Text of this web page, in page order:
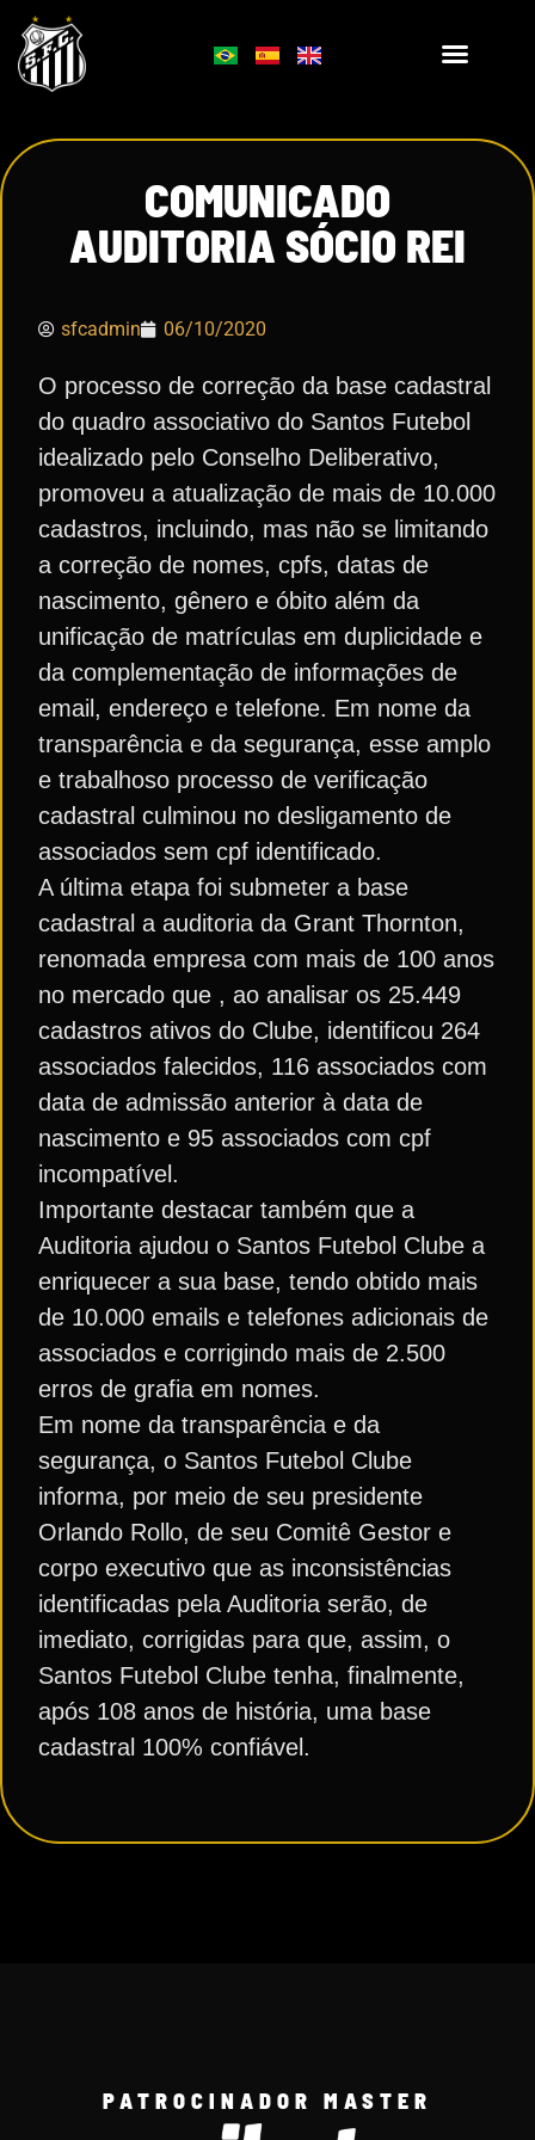
COMUNICADO
AUDITORIA SÓCIO REI
sfcadmin 06/10/2020
O processo de correção da base cadastral
do quadro associativo do Santos Futebol
idealizado pelo Conselho Deliberativo,
promoveu a atualização de mais de 10.000
cadastros, incluindo, mas não se limitando
a correção de nomes, cpfs, datas de
nascimento, gênero e óbito além da
unificação de matrículas em duplicidade e
da complementação de informações de
email, endereço e telefone. Em nome da
transparência e da segurança, esse amplo
e trabalhoso processo de verificação
cadastral culminou no desligamento de
associados sem cpf identificado.
A última etapa foi submeter a base
cadastral a auditoria da Grant Thornton,
renomada empresa com mais de 100 anos
no mercado que , ao analisar os 25.449
cadastros ativos do Clube, identificou 264
associados falecidos, 116 associados com
data de admissão anterior à data de
nascimento e 95 associados com cpf
incompatível.
Importante destacar também que a
Auditoria ajudou o Santos Futebol Clube a
enriquecer a sua base, tendo obtido mais
de 10.000 emails e telefones adicionais de
associados e corrigindo mais de 2.500
erros de grafia em nomes.
Em nome da transparência e da
segurança, o Santos Futebol Clube
informa, por meio de seu presidente
Orlando Rollo, de seu Comitê Gestor e
corpo executivo que as inconsistências
identificadas pela Auditoria serão, de
imediato, corrigidas para que, assim, o
Santos Futebol Clube tenha, finalmente,
após 108 anos de história, uma base
cadastral 100% confiável.
PATROCINADOR MASTER